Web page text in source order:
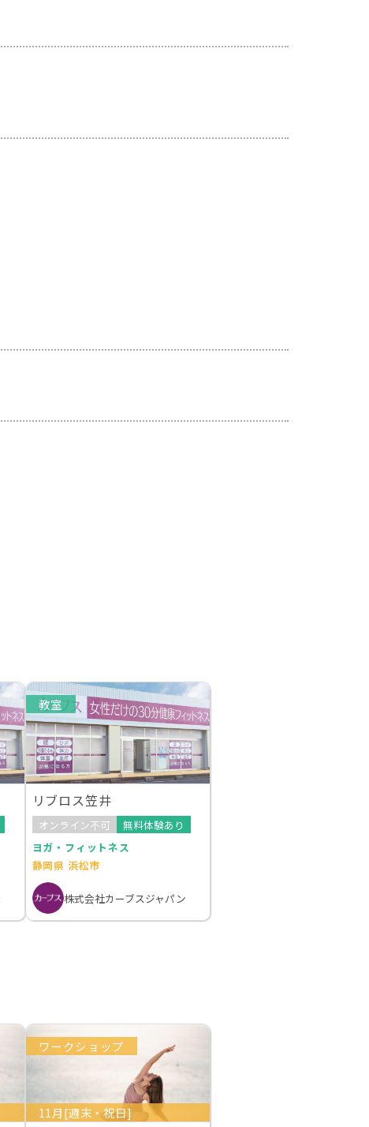
教室
リブロス笠井
オンライン不可
無料体験あり
ヨガ・フィットネス
静岡県 浜松市
株式会社カーブスジャパン
ワークショップ
11月[週末・祝日]